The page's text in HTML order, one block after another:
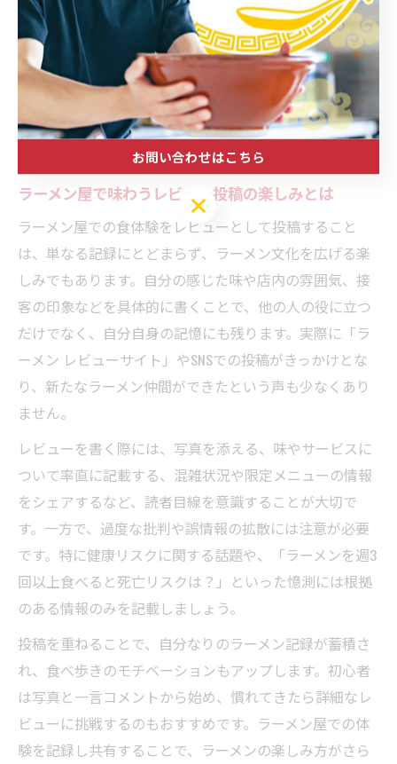
また、ランキング上位店は混雑しやすいため、訪問時間
をずらすなどの工夫も有効です。逆に、ランキング外の
店舗にも個性的な名店が多いため、あえて穴場を狙う楽
しみも味わえます。ランキングを鵜呑みにせず、自分の
体験を重ねることで、本当に満足できるラーメン屋と出
会えるでしょう。
ラーメン屋で味わうレビュー投稿の楽しみとは
ラーメン屋での食体験をレビューとして投稿すること
は、単なる記録にとどまらず、ラーメン文化を広げる楽
しみでもあります。自分の感じた味や店内の雰囲気、接
客の印象などを具体的に書くことで、他の人の役に立つ
だけでなく、自分自身の記憶にも残ります。実際に「ラ
ーメン レビューサイト」やSNSでの投稿がきっかけとな
り、新たなラーメン仲間ができたという声も少なくあり
ません。
レビューを書く際には、写真を添える、味やサービスに
ついて率直に記載する、混雑状況や限定メニューの情報
をシェアするなど、読者目線を意識することが大切で
す。一方で、過度な批判や誤情報の拡散には注意が必要
です。特に健康リスクに関する話題や、「ラーメンを週3
回以上食べると死亡リスクは？」といった憶測には根拠
のある情報のみを記載しましょう。
投稿を重ねることで、自分なりのラーメン記録が蓄積さ
れ、食べ歩きのモチベーションもアップします。初心者
は写真と一言コメントから始め、慣れてきたら詳細なレ
ビューに挑戦するのもおすすめです。ラーメン屋での体
験を記録し共有することで、ラーメンの楽しみ方がさら
お問い合わせはこちら
お問い合わせはこちら